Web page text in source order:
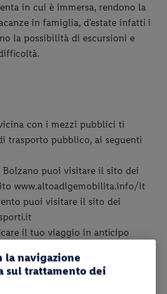
in cui è immersa, rendono la
in famiglia, d'estate infatti i
la possibilità di escursioni e
con i mezzi pubblici ti
trasporto pubblico, ai seguenti
puoi visitare il sito dei
www.altoadigemobilita.info/it
puoi visitare il sito dei
il tuo viaggio in anticipo
ti indichiamo la Trentino Guest
la navigazione
sul trattamento dei